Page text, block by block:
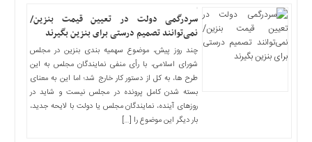
المللی
اخبار
اقتصادی
اخبار
سردرگمی دولت در تعیین قیمت بنزین/
نمی‌توانند تصمیم درستی برای بنزین بگیرند
چند روز پیش، موضوع سهمیه بندی بنزین در مجلس
شورای اسلامی، با رأی منفی نمایندگان مجلس به این
طرح ها، به کل از دستور کار خارج شد؛ اما این به معنای
بسته شدن کامل پرونده در مجلس نیست و شاید در
روزهای آینده، نمایندگان مجلس یا دولت با لایحه جدید،
بار دیگر این موضوع را […]